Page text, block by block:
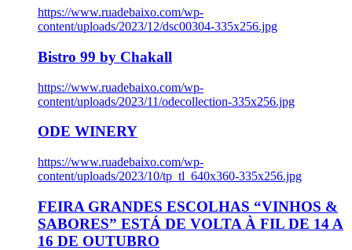
https://www.ruadebaixo.com/wp-
content/uploads/2023/12/dsc00304-335x256.jpg
Bistro 99 by Chakall
https://www.ruadebaixo.com/wp-
content/uploads/2023/11/odecollection-335x256.jpg
ODE WINERY
https://www.ruadebaixo.com/wp-
content/uploads/2023/10/tp_tl_640x360-335x256.jpg
FEIRA GRANDES ESCOLHAS “VINHOS &
SABORES” ESTÁ DE VOLTA À FIL DE 14 A
16 DE OUTUBRO